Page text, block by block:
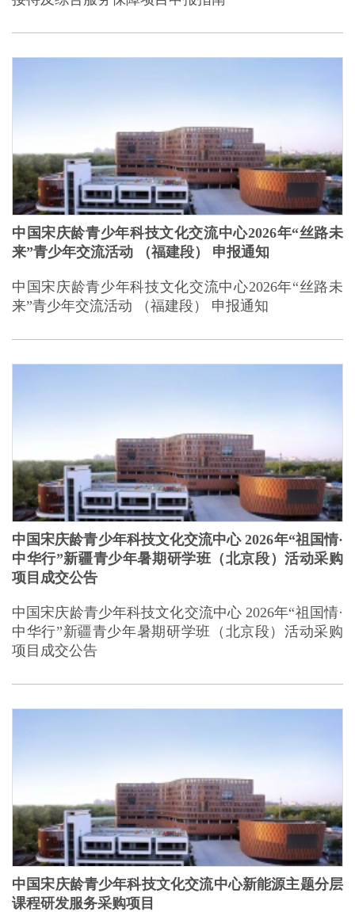
中国宋庆龄青少年科技文化交流中心2026年“丝路未
来”青少年交流活动 （福建段） 申报通知
中国宋庆龄青少年科技文化交流中心2026年“丝路未
来”青少年交流活动 （福建段） 申报通知
中国宋庆龄青少年科技文化交流中心 2026年“祖国情·
中华行”新疆青少年暑期研学班（北京段）活动采购
项目成交公告
中国宋庆龄青少年科技文化交流中心 2026年“祖国情·
中华行”新疆青少年暑期研学班（北京段）活动采购
项目成交公告
中国宋庆龄青少年科技文化交流中心新能源主题分层
课程研发服务采购项目